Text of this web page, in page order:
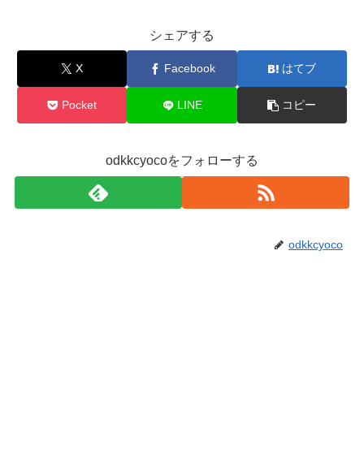
シェアする
X Facebook はてブ
Pocket LINE コピー
odkkcyocoをフォローする
odkkcyoco